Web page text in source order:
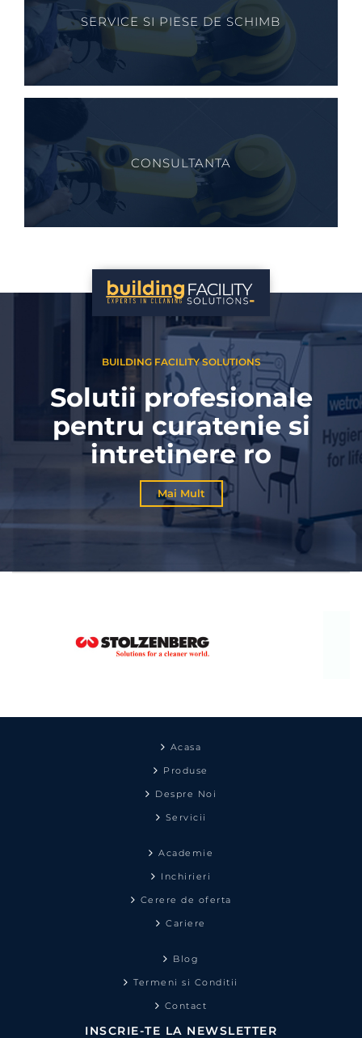
SERVICE SI PIESE DE SCHIMB
CONSULTANTA
BUILDING FACILITY SOLUTIONS
Solutii profesionale
pentru curatenie si
intretinere ro
Mai Mult
Acasa
Produse
Despre Noi
Servicii
Academie
Inchirieri
Cerere de oferta
Cariere
Blog
Termeni si Conditii
Contact
INSCRIE-TE LA NEWSLETTER